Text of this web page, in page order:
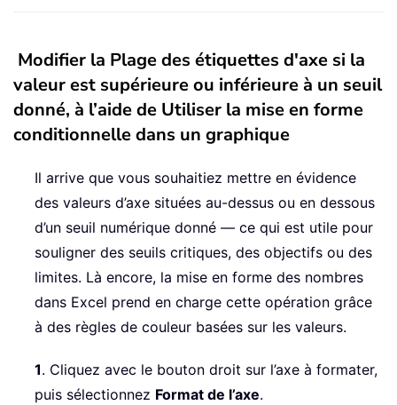
Modifier la Plage des étiquettes d'axe si la
valeur est supérieure ou inférieure à un seuil
donné, à l’aide de Utiliser la mise en forme
conditionnelle dans un graphique
Il arrive que vous souhaitiez mettre en évidence
des valeurs d’axe situées au-dessus ou en dessous
d’un seuil numérique donné — ce qui est utile pour
souligner des seuils critiques, des objectifs ou des
limites. Là encore, la mise en forme des nombres
dans Excel prend en charge cette opération grâce
à des règles de couleur basées sur les valeurs.
1. Cliquez avec le bouton droit sur l’axe à formater,
puis sélectionnez Format de l’axe.